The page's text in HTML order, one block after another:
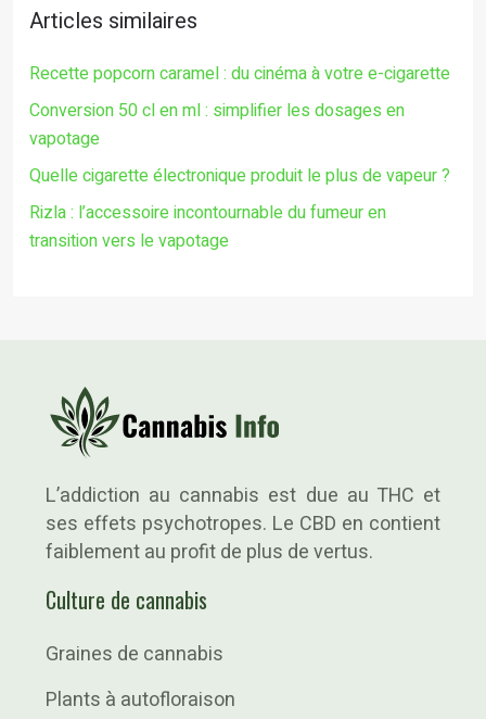
Articles similaires
Recette popcorn caramel : du cinéma à votre e-cigarette
Conversion 50 cl en ml : simplifier les dosages en
vapotage
Quelle cigarette électronique produit le plus de vapeur ?
Rizla : l’accessoire incontournable du fumeur en
transition vers le vapotage
L’addiction au cannabis est due au THC et
ses effets psychotropes. Le CBD en contient
faiblement au profit de plus de vertus.
Culture de cannabis
Graines de cannabis
Plants à autofloraison